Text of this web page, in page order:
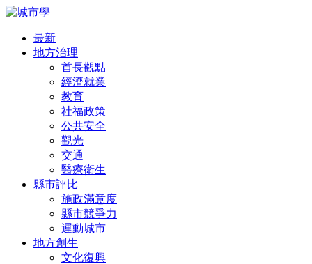
最新
地方治理
首長觀點
經濟就業
教育
社福政策
公共安全
觀光
交通
醫療衛生
縣市評比
施政滿意度
縣市競爭力
運動城市
地方創生
文化復興